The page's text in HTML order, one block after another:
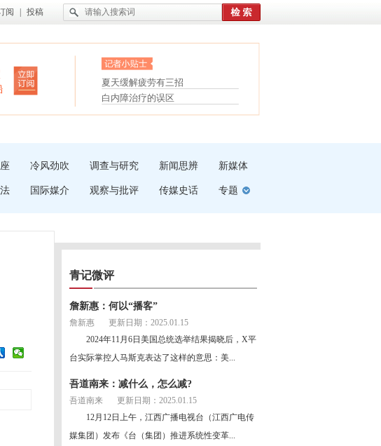
阅 投稿
“枝桠”“树桠”宜写成“枝...
夏天缓解疲劳有三招
护腰，摆脱六大坏习惯
受伤了冰敷还是热敷
白内障治疗的误区
冷风劲吹 调查与研究 新闻思辨 新媒体
国际媒介 观察与批评 传媒史话 专题
青记微评
詹新惠：何以“播客”
詹新惠
更新日期：2025.01.15
2024年11月6日美国总统选举结果揭晓后，X平
台实际掌控人马斯克表达了这样的意思：美...
吾道南来：减什么，怎么减?
吾道南来
更新日期：2025.01.15
12月12日上午，江西广播电视台（江西广电传
媒集团）发布《台（集团）推进系统性变革...